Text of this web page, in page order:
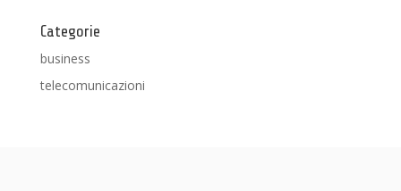
Categorie
business
telecomunicazioni